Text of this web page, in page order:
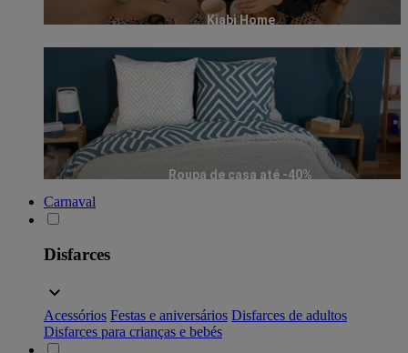
Kiabi Home
Roupa de casa até -40%
Carnaval
Disfarces
Acessórios Festas e aniversários Disfarces de adultos
Disfarces para crianças e bebés